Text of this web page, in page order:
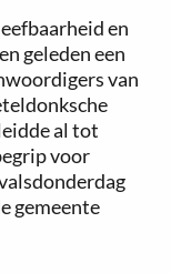
en
geleden een
van
al tot
voor
gemeente